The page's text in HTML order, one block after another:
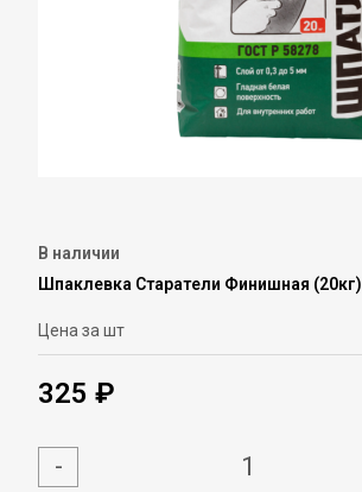
В наличии
Шпаклевка Старатели Финишная (20кг)
Цена за шт
325 ₽
-